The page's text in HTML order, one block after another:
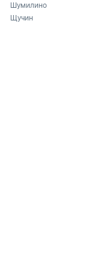
Шумилино
Щучин